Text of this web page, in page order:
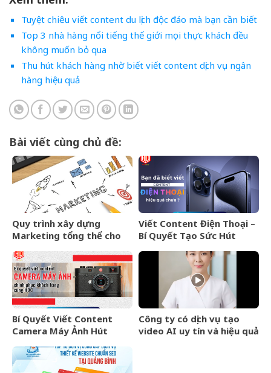
Tuyệt chiêu viết content du lịch độc đáo mà bạn cần biết
Top 3 nhà hàng nổi tiếng thế giới mọi thực khách đều
không muốn bỏ qua
Thu hút khách hàng nhờ biết viết content dịch vụ ngân
hàng hiệu quả
Bài viết cùng chủ đề:
Quy trình xây dựng
Marketing tổng thể cho
Viết Content Điện Thoại –
Bí Quyết Tạo Sức Hút
Trường Cạnh Tranh
Bí Quyết Viết Content
Camera Máy Ảnh Hút
Gia HDC
Công ty có dịch vụ tạo
video AI uy tín và hiệu quả